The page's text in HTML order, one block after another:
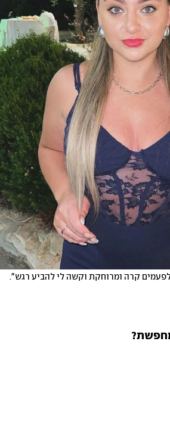
לפעמים קרה ומרוחקת וקשה לי להביע רגש".